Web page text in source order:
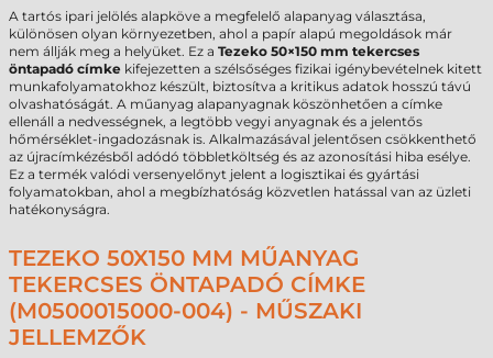
A tartós ipari jelölés alapköve a megfelelő alapanyag választása,
különösen olyan környezetben, ahol a papír alapú megoldások már
nem állják meg a helyüket. Ez a Tezeko 50×150 mm tekercses
öntapadó címke kifejezetten a szélsőséges fizikai igénybevételnek kitett
munkafolyamatokhoz készült, biztosítva a kritikus adatok hosszú távú
olvashatóságát. A műanyag alapanyagnak köszönhetően a címke
ellenáll a nedvességnek, a legtöbb vegyi anyagnak és a jelentős
hőmérséklet-ingadozásnak is. Alkalmazásával jelentősen csökkenthető
az újracímkézésből adódó többletköltség és az azonosítási hiba esélye.
Ez a termék valódi versenyelőnyt jelent a logisztikai és gyártási
folyamatokban, ahol a megbízhatóság közvetlen hatással van az üzleti
hatékonyságra.
TEZEKO 50X150 MM MŰANYAG
TEKERCSES ÖNTAPADÓ CÍMKE
(M0500015000-004) - MŰSZAKI
JELLEMZŐK